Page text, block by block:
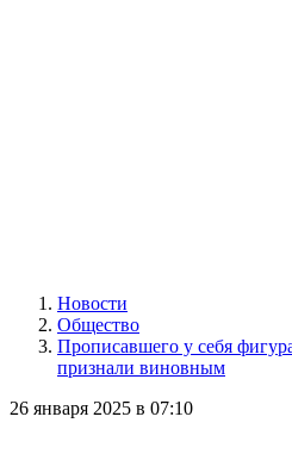
Новости
Общество
Прописавшего у себя
признали виновным
26 января 2025 в 07:10